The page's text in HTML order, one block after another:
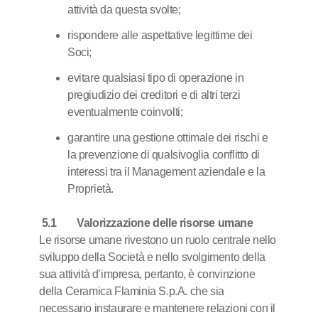
attività da questa svolte;
rispondere alle aspettative legittime dei
Soci;
evitare qualsiasi tipo di operazione in
pregiudizio dei creditori e di altri terzi
eventualmente coinvolti;
garantire una gestione ottimale dei rischi e
la prevenzione di qualsivoglia conflitto di
interessi tra il Management aziendale e la
Proprietà.
5.1 Valorizzazione delle risorse umane
Le risorse umane rivestono un ruolo centrale nello
sviluppo della Società e nello svolgimento della
sua attività d’impresa, pertanto, è convinzione
della Ceramica Flaminia S.p.A. che sia
necessario instaurare e mantenere relazioni con il